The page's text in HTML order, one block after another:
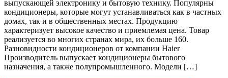
выпускающей электронику и бытовую технику. Популярны
кондиционеры, которые могут устанавливаться как в частных
домах, так и в общественных местах. Продукцию
характеризует высокое качество и приемлемая цена. Товар
реализуется во многих странах мира, их больше 160.
Разновидности кондиционеров от компании Haier
Производитель выпускает кондиционеры бытового
назначения, а также полупромышленного. Модели […]